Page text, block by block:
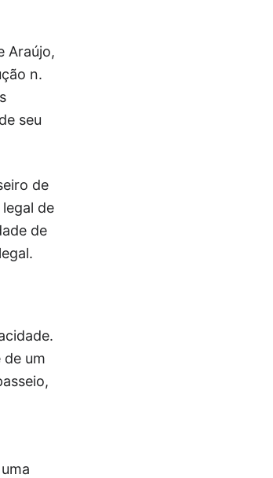
Araújo,
n.
seu
de
de
de
um